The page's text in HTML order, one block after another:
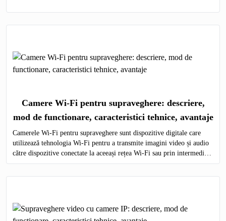
Camere Wi-Fi pentru supraveghere: descriere,
mod de functionare, caracteristici tehnice, avantaje
Camerele Wi-Fi pentru supraveghere sunt dispozitive digitale care
utilizează tehnologia Wi-Fi pentru a transmite imagini video și audio
către dispozitive conectate la aceeași rețea Wi-Fi sau prin intermediul
internetului.